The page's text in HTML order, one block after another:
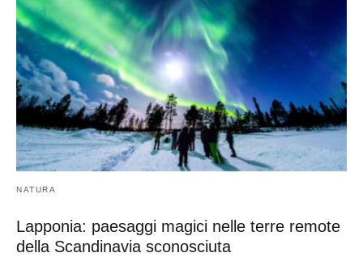
NATURA
Lapponia: paesaggi magici nelle terre remote
della Scandinavia sconosciuta